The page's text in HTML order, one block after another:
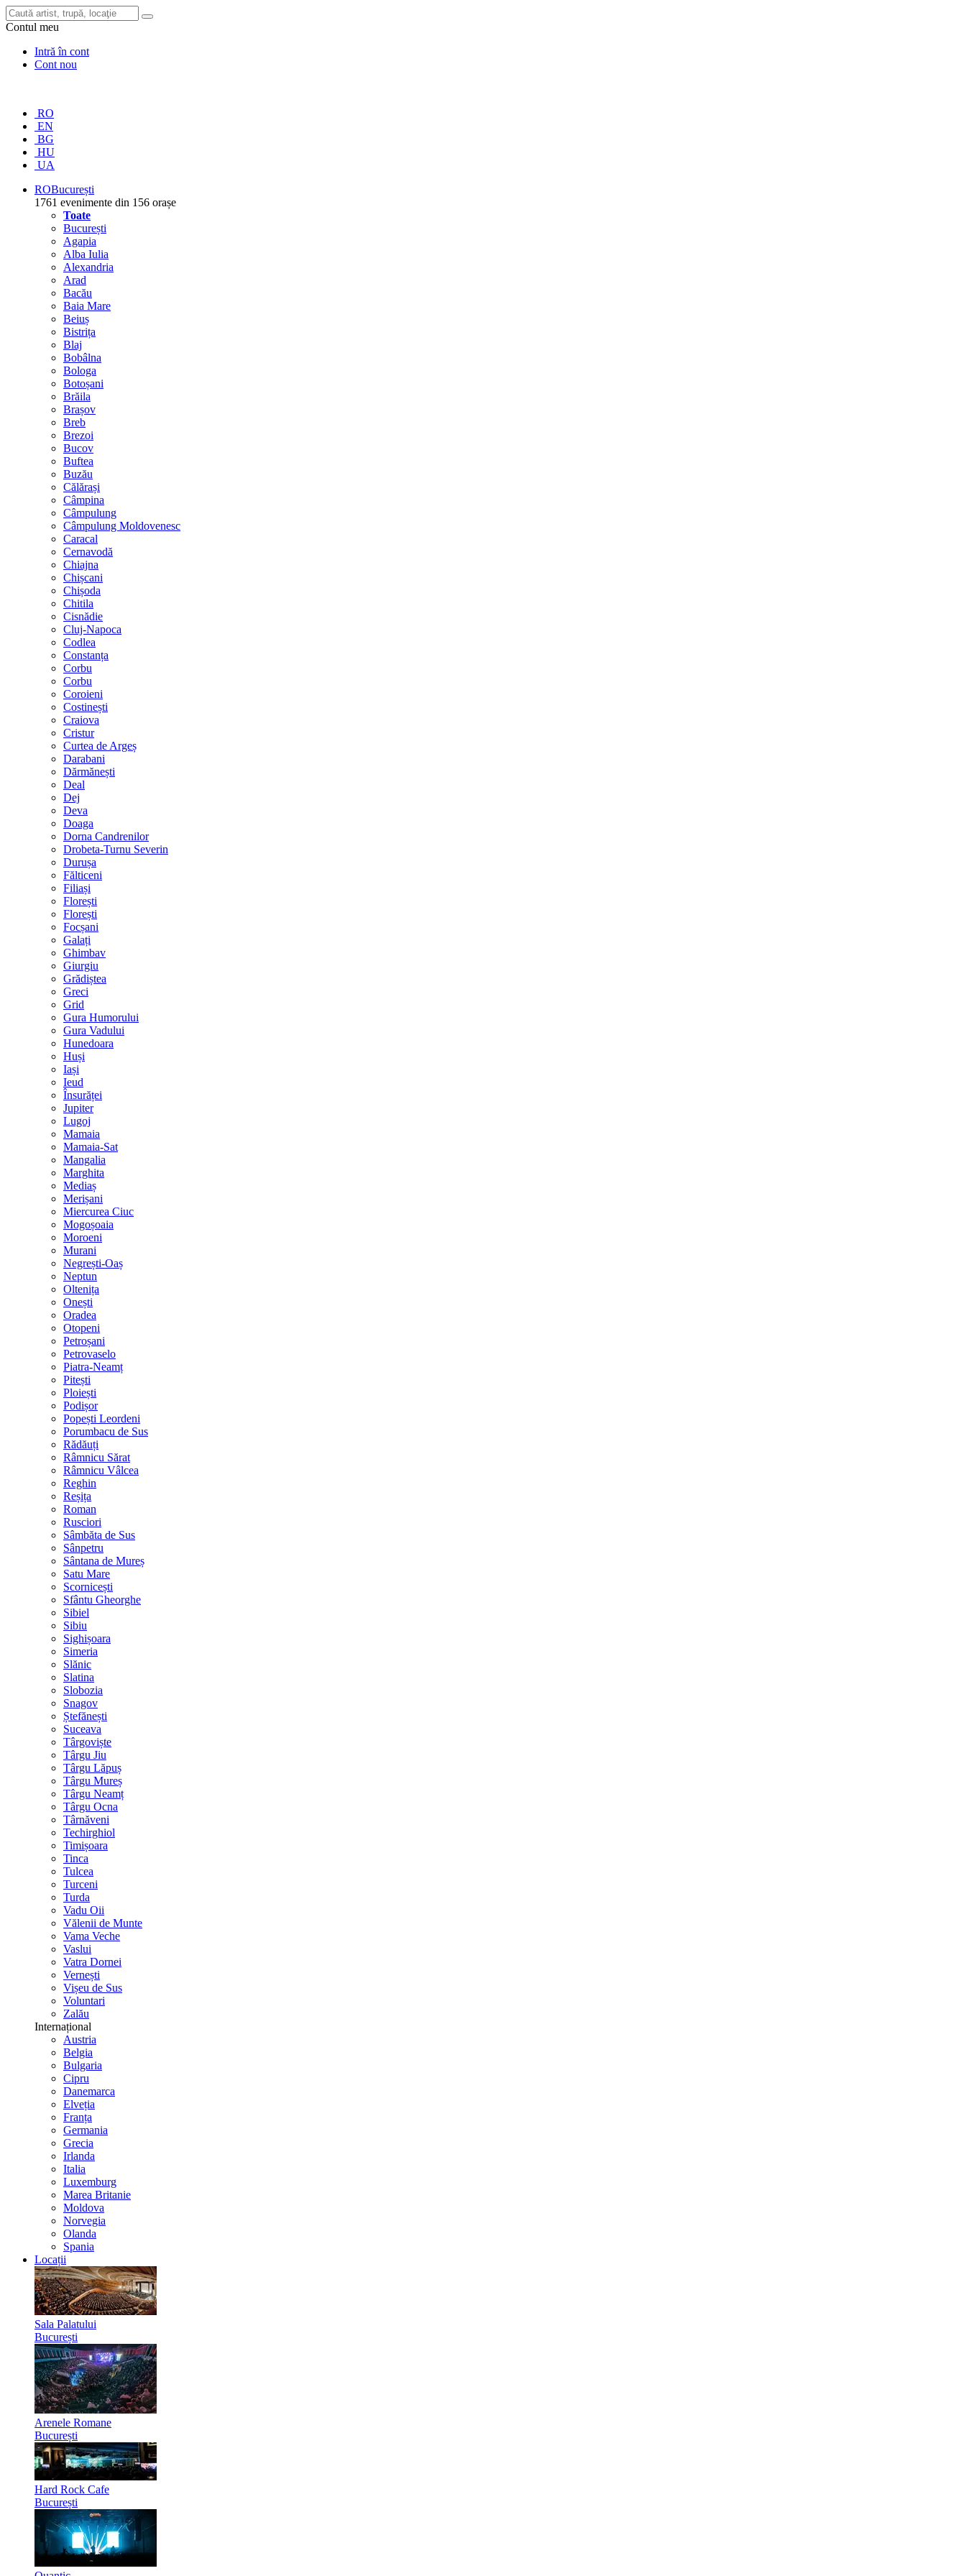
Contul meu
Intră în cont
Cont nou
RO
EN
BG
HU
UA
ROBucurești
1761 evenimente din 156 orașe
Toate
București
Agapia
Alba Iulia
Alexandria
Arad
Bacău
Baia Mare
Beiuș
Bistrița
Blaj
Bobâlna
Bologa
Botoșani
Brăila
Brașov
Breb
Brezoi
Bucov
Buftea
Buzău
Călărași
Câmpina
Câmpulung
Câmpulung Moldovenesc
Caracal
Cernavodă
Chiajna
Chișcani
Chișoda
Chitila
Cisnădie
Cluj-Napoca
Codlea
Constanța
Corbu
Corbu
Coroieni
Costinești
Craiova
Cristur
Curtea de Argeș
Darabani
Dărmănești
Deal
Dej
Deva
Doaga
Dorna Candrenilor
Drobeta-Turnu Severin
Durușa
Fălticeni
Filiași
Florești
Florești
Focșani
Galați
Ghimbav
Giurgiu
Grădiștea
Greci
Grid
Gura Humorului
Gura Vadului
Hunedoara
Huși
Iași
Ieud
Însurăței
Jupiter
Lugoj
Mamaia
Mamaia-Sat
Mangalia
Marghita
Mediaș
Merișani
Miercurea Ciuc
Mogoșoaia
Moroeni
Murani
Negrești-Oaș
Neptun
Oltenița
Onești
Oradea
Otopeni
Petroșani
Petrovaselo
Piatra-Neamț
Pitești
Ploiești
Podișor
Popești Leordeni
Porumbacu de Sus
Rădăuți
Râmnicu Sărat
Râmnicu Vâlcea
Reghin
Reșița
Roman
Rusciori
Sâmbăta de Sus
Sânpetru
Sântana de Mureș
Satu Mare
Scornicești
Sfântu Gheorghe
Sibiel
Sibiu
Sighișoara
Simeria
Slănic
Slatina
Slobozia
Snagov
Ștefănești
Suceava
Târgoviște
Târgu Jiu
Târgu Lăpuș
Târgu Mureș
Târgu Neamț
Târgu Ocna
Târnăveni
Techirghiol
Timișoara
Tinca
Tulcea
Turceni
Turda
Vadu Oii
Vălenii de Munte
Vama Veche
Vaslui
Vatra Dornei
Vernești
Vișeu de Sus
Voluntari
Zalău
Internațional
Austria
Belgia
Bulgaria
Cipru
Danemarca
Elveția
Franța
Germania
Grecia
Irlanda
Italia
Luxemburg
Marea Britanie
Moldova
Norvegia
Olanda
Spania
Locații
Sala Palatului
București
Arenele Romane
București
Hard Rock Cafe
București